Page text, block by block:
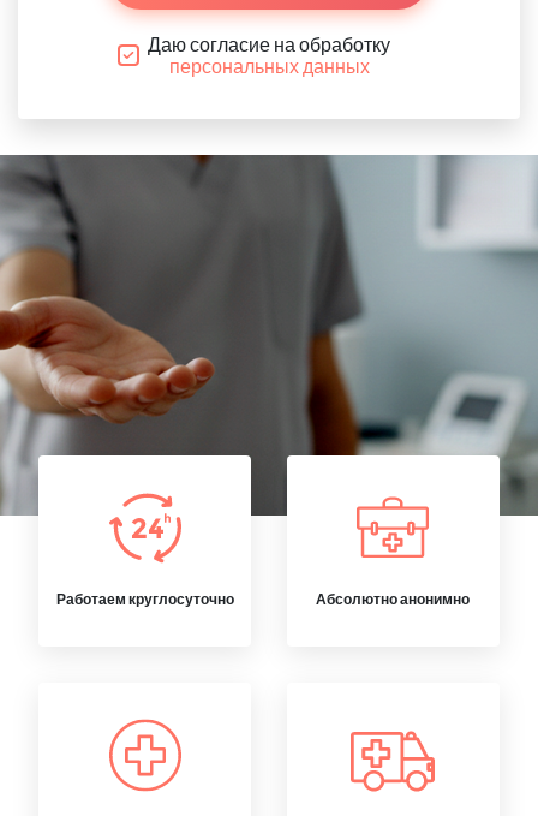
Даю согласие на обработку
персональных данных
Работаем круглосуточно Абсолютно анонимно